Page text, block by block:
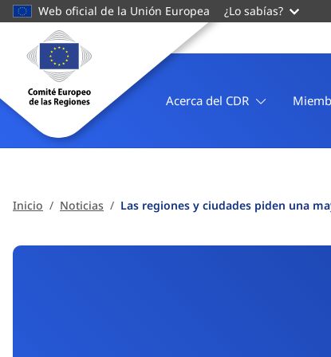
principalWeb oficial de la Unión Europea ¿Lo sabías?
Página
principal
Comité
Europeo
las
Regiones
Acerca del CDR
Inicio Noticias Las regiones y ciudades piden una